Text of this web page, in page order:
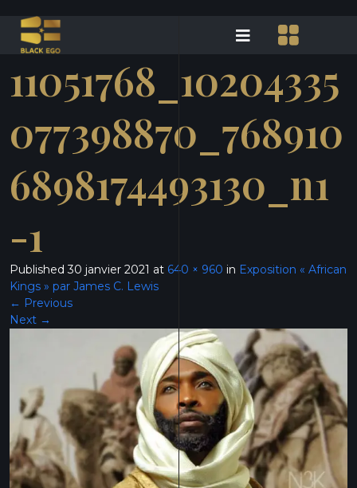
11051768_10204335
077398870_768910
6898174493130_n1
-1
Published30 janvier 2021 at 640 × 960 in Exposition « African
Kings » par James C. Lewis
← Previous
Next →